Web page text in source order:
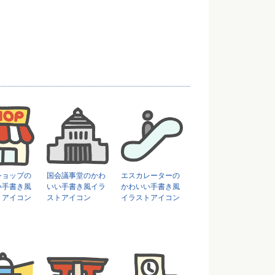
ョップの
手書き風
イコン
国会議事堂のかわ
いい手書き風イラ
ストアイコン
エスカレーターの
かわいい手書き風
イラストアイコン